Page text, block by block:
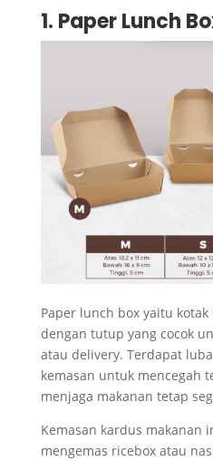
1. Paper Lunch
Paper lunch box yaitu
dengan tutup yang cocok
atau delivery. Terdapat
kemasan untuk mencegah
menjaga makanan tetap
Kemasan kardus makanan
mengemas ricebox atau